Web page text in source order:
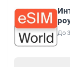
До